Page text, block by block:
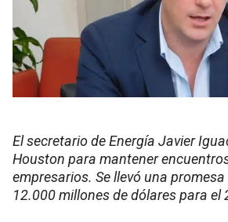
El secretario de Energía Javier
Houston para mantener
empresarios. Se llevó una
12.000 millones de dólares para el